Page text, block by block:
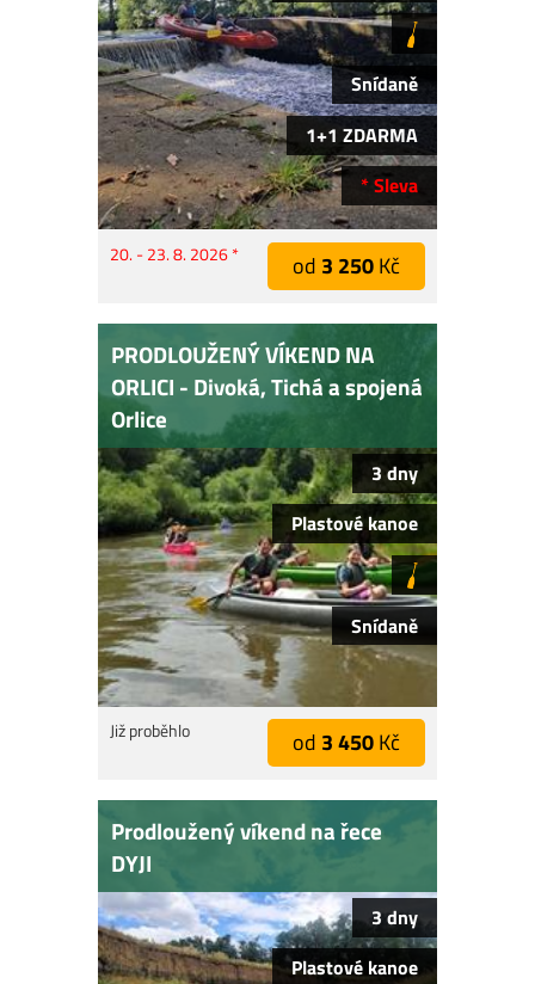
Snídaně
1+1 ZDARMA
* Sleva
20. - 23. 8. 2026 * od 3 250Kč
PRODLOUŽENÝ VÍKEND NA
ORLICI - Divoká, Tichá a spojená
Orlice
3 dny
Plastové kanoe
Snídaně
Již proběhlo od 3 450Kč
Prodloužený víkend na řece
DYJI
3 dny
Plastové kanoe